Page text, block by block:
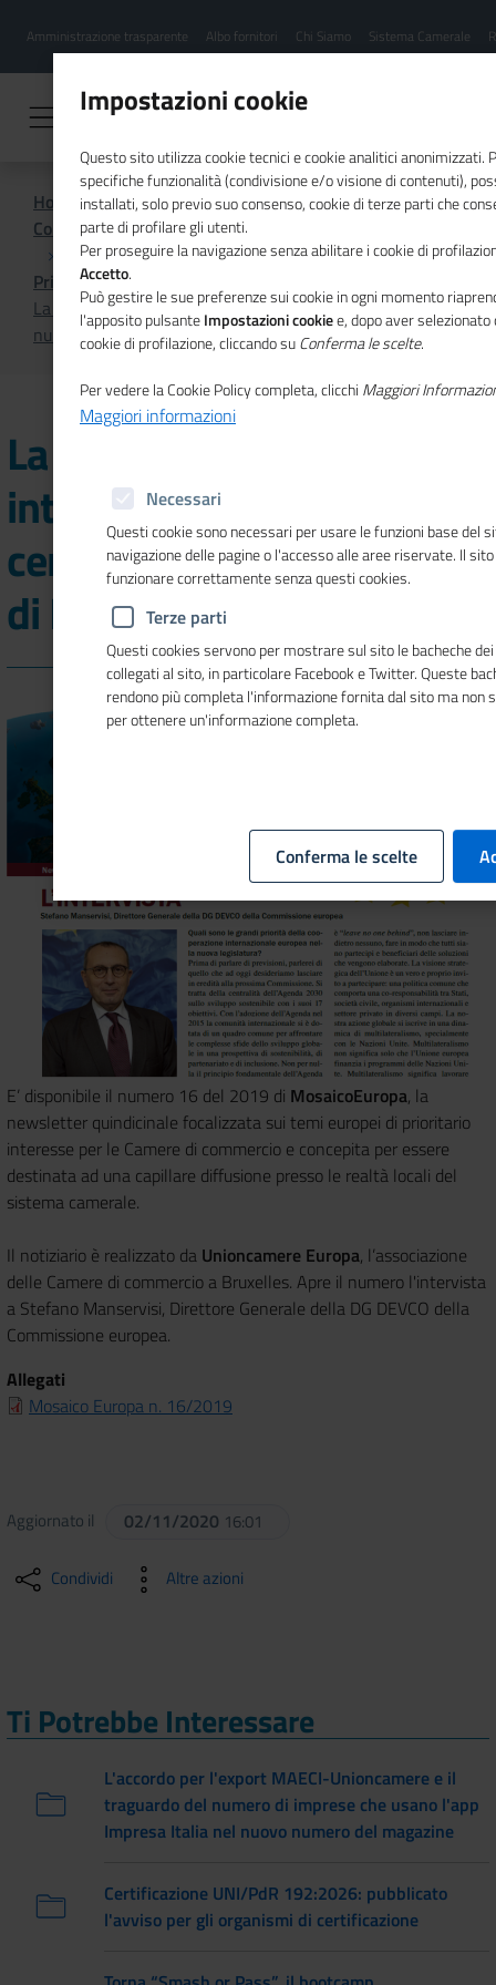
contenuto
Menu
hamburgher
Amministrazione trasparente Albo fornitori Chi Siamo Sistema Camerale
Home
Comunicazione istituzionale per il sistema camerale
Primo Piano
La cooperazione internazionale europea al centro del
nuovo numero di MosaicoEuropa
La cooperazione
internazionale europea al
centro del nuovo numero
di MosaicoEuropa
E’ disponibile il numero 16 del 2019 di MosaicoEuropa, la
newsletter quindicinale focalizzata sui temi europei di prioritario
interesse per le Camere di commercio e concepita per essere
destinata ad una capillare diffusione presso le realtà locali del
sistema camerale.
Il notiziario è realizzato da Unioncamere Europa, l’associazione
delle Camere di commercio a Bruxelles. Apre il numero l'intervista
a Stefano Manservisi, Direttore Generale della DG DEVCO della
Commissione europea.
Allegati
Mosaico Europa n. 16/2019
Aggiornato il 02/11/2020 16:01
Condividi Altre azioni
Ti Potrebbe Interessare
L'accordo per l'export MAECI-Unioncamere e il
traguardo del numero di imprese che usano l'app
Impresa Italia nel nuovo numero del magazine
Certificazione UNI/PdR 192:2026: pubblicato
l'avviso per gli organismi di certificazione
Impostazioni cookie
Questo sito utilizza cookie tecnici e cookie analitici anonimizzati.
specifiche funzionalità (condivisione e/o visione di contenuti),
installati, solo previo suo consenso, cookie di terze parti che
parte di profilare gli utenti.
Per proseguire la navigazione senza abilitare i cookie di
Accetto.
Può gestire le sue preferenze sui cookie in ogni momento
l'apposito pulsanteImpostazioni cookiee, dopo aver
cookie di profilazione, cliccando suConferma le scelte.
Per vedere la Cookie Policy completa, clicchi Maggiori
Maggiori informazioni
Necessari
Questi cookie sono necessari per usare le funzioni base del
navigazione delle pagine o l'accesso alle aree riservate. Il
funzionare correttamente senza questi cookies.
Terze parti
Questi cookies servono per mostrare sul sito le bacheche
collegati al sito, in particolare Facebook e Twitter. Queste
rendono più completa l'informazione fornita dal sito ma non
per ottenere un'informazione completa.
Conferma le scelte